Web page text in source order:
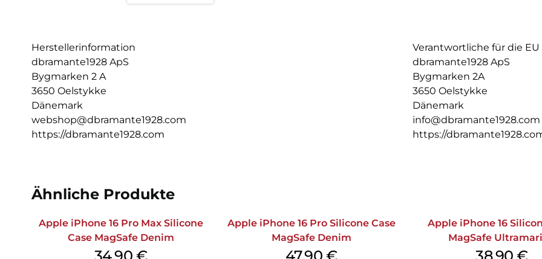
Herstellerinformation
dbramante1928 ApS
Bygmarken 2 A
3650 Oelstykke
Dänemark
webshop@dbramante1928.com
https://dbramante1928.com
Verantwortliche für die EU
dbramante1928 ApS
Bygmarken 2A
3650 Oelstykke
Dänemark
info@dbramante1928.com
https://
Ähnliche Produkte
Apple iPhone 16 Pro Max Silicone
Case MagSafe Denim
34,90 €
Apple iPhone 16 Pro Silicone Case
MagSafe Denim
47,90 €
Apple iPhone 16
MagSafe
38,90€